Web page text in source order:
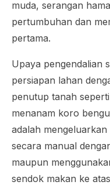
muda, serangan
pertumbuhan dan
pertama.
Upaya pengendalian
persiapan lahan
penutup tanah
menanam koro
adalah
secara manual
maupun
sendok makan ke